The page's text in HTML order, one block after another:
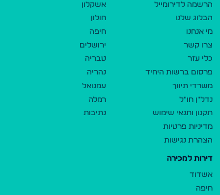
הרשמה לדירומייל
הבלוג שלנו
מי אנחנו
צרו קשר
כלי עזר
פרסום ברשות היחיד
משרדי תיווך
נדל"ן חו"ל
תקנון ותנאי שימוש
מדיניות פרטיות
הצהרת נגישות
אשקלון
חולון
חיפה
ירושלים
טבריה
נהריה
עמנואל
רמלה
נתיבות
דירות למכירה
אשדוד
חיפה